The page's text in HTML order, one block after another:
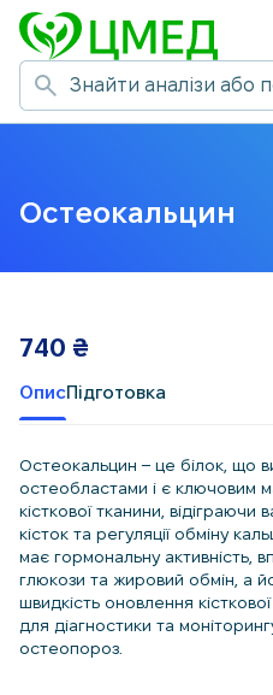
Остеокальцин
ОписПідготовка
Остеокальцин – це білок, що
остеобластами і є ключовим
кісткової тканини, відіграючи
кісток та регуляції обміну
має гормональну активність,
глюкози та жировий обмін, а
швидкість оновлення
для діагностики та
остеопороз.
740 ₴